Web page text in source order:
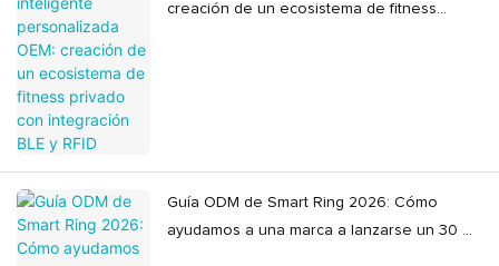
creación de un ecosistema de fitness
Guía ODM de Smart Ring 2026: Cómo
ayudamos a una marca a lanzarse un 30 %